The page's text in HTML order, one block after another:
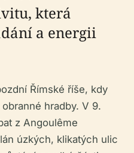
která
a energii
Římské říše, kdy
hradby. V 9.
z Angoulême
úzkých, klikatých ulic